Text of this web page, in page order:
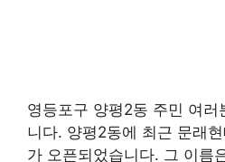
영등포구 양평2동 주민 여러
니다. 양평2동에 최근 문래
가 오픈되었습니다. 그 이름